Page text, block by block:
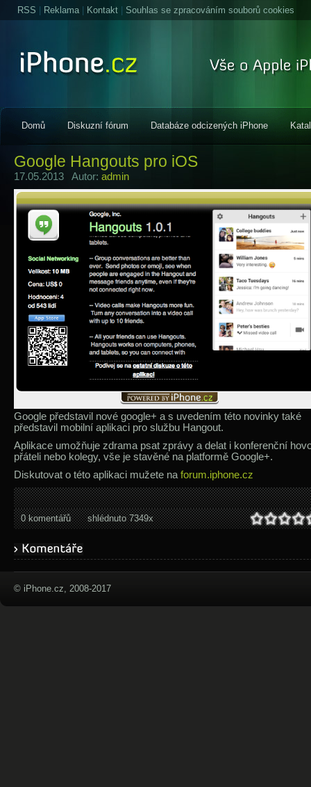
RSS Reklama| Kontakt Souhlas se zpracováním souborů cookies
Domů Diskuzní fórum Databáze odcizených iPhone
Google Hangouts pro iOS
17.05.2013 Autor: admin
Google představil nové google+ a s uvedením této novinky také
představil mobilní aplikaci pro službu Hangout.
Aplikace umožňuje zdrama psat zprávy a delat i konferenční
přáteli nebo kolegy, vše je stavěné na platformě Google+.
Diskutovat o této aplikaci mužete na forum.iphone.cz
0 komentářů shlédnuto 7349x
© iPhone.cz, 2008-2017